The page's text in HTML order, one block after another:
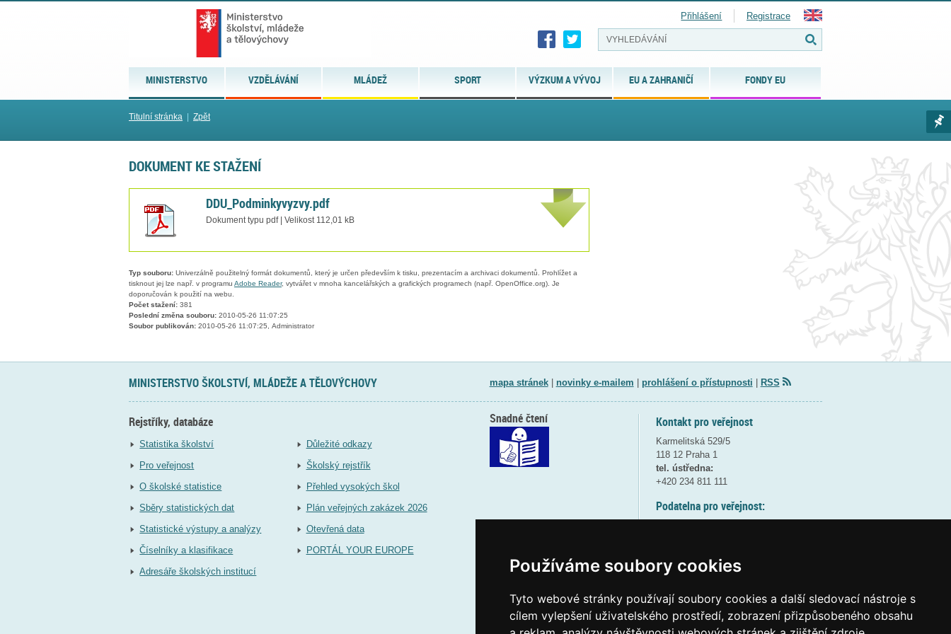
Používáme soubory cookies
Tyto webové stránky používají soubory cookies a další sledovací nástroje s
cílem vylepšení uživatelského prostředí, zobrazení přizpůsobeného obsahu
MINISTERSTVO VZDĚLÁVÁNÍ MLÁDEŽ SPORT VÝZKUM A VÝVOJ EU A ZAHRANIČÍ FONDY EU
Přihlášení Registrace
Titulní stránka Zpět
DOKUMENT KE STAŽENÍ
DDU_Podminkyvyzvy.pdf
Dokument typu pdf | Velikost 112,01 kB
Typ souboru: Univerzálně použitelný formát dokumentů, který je určen především k tisku, prezentacím a archivaci dokumentů. Prohlížet a
tisknout jej lze např. v programu Adobe Reader, vytvářet v mnoha kancelářských a grafických programech (např. OpenOffice.org). Je
doporučován k použití na webu.
Počet stažení: 381
Poslední změna souboru: 2010-05-26 11:07:25
Soubor publikován: 2010-05-26 11:07:25, Administrator
MINISTERSTVO ŠKOLSTVÍ, MLÁDEŽE A TĚLOVÝCHOVY mapa stránek| novinky e-mailem prohlášení o přístupnosti RSS
Rejstříky, databáze
Statistika školství
Pro veřejnost
O školské statistice
Sběry statistických dat
Statistické výstupy a analýzy
Číselníky a klasifikace
Adresáře školských institucí
Důležité odkazy
Školský rejstřík
Přehled vysokých škol
Plán veřejných zakázek 2026
Otevřená data
PORTÁL YOUR EUROPE
Kontakt pro veřejnost
Karmelitská 529/5
118 12 Praha 1
tel. ústředna:
+420 234 811 111
Podatelna pro veřejnost:
(více informací
Elektronická podatelna:
Snadné čtení